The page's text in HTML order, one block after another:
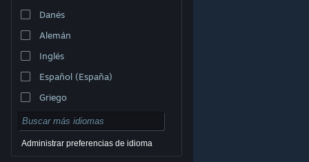
Danés
Alemán
Inglés
Español (España)
Griego
Administrar preferencias de idioma